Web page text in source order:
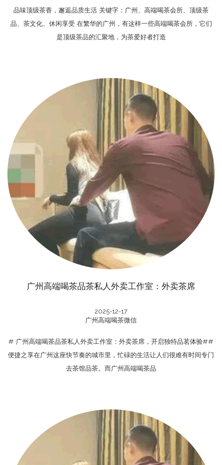
品味顶级茶香，邂逅品质生活 关键字：广州、高端喝茶会所、顶级茶
品、茶文化、休闲享受 在繁华的广州，有这样一些高端喝茶会所，它们
是顶级茶品的汇聚地，为茶爱好者打造
广州高端喝茶品茶私人外卖工作室：外卖茶席
2025-12-17
广州高端喝茶微信
# 广州高端喝茶品茶私人外卖工作室：外卖茶席，开启独特品茗体验##
便捷之享在广州这座快节奏的城市里，忙碌的生活让人们很难有时间专门
去茶馆品茶。而广州高端喝茶品